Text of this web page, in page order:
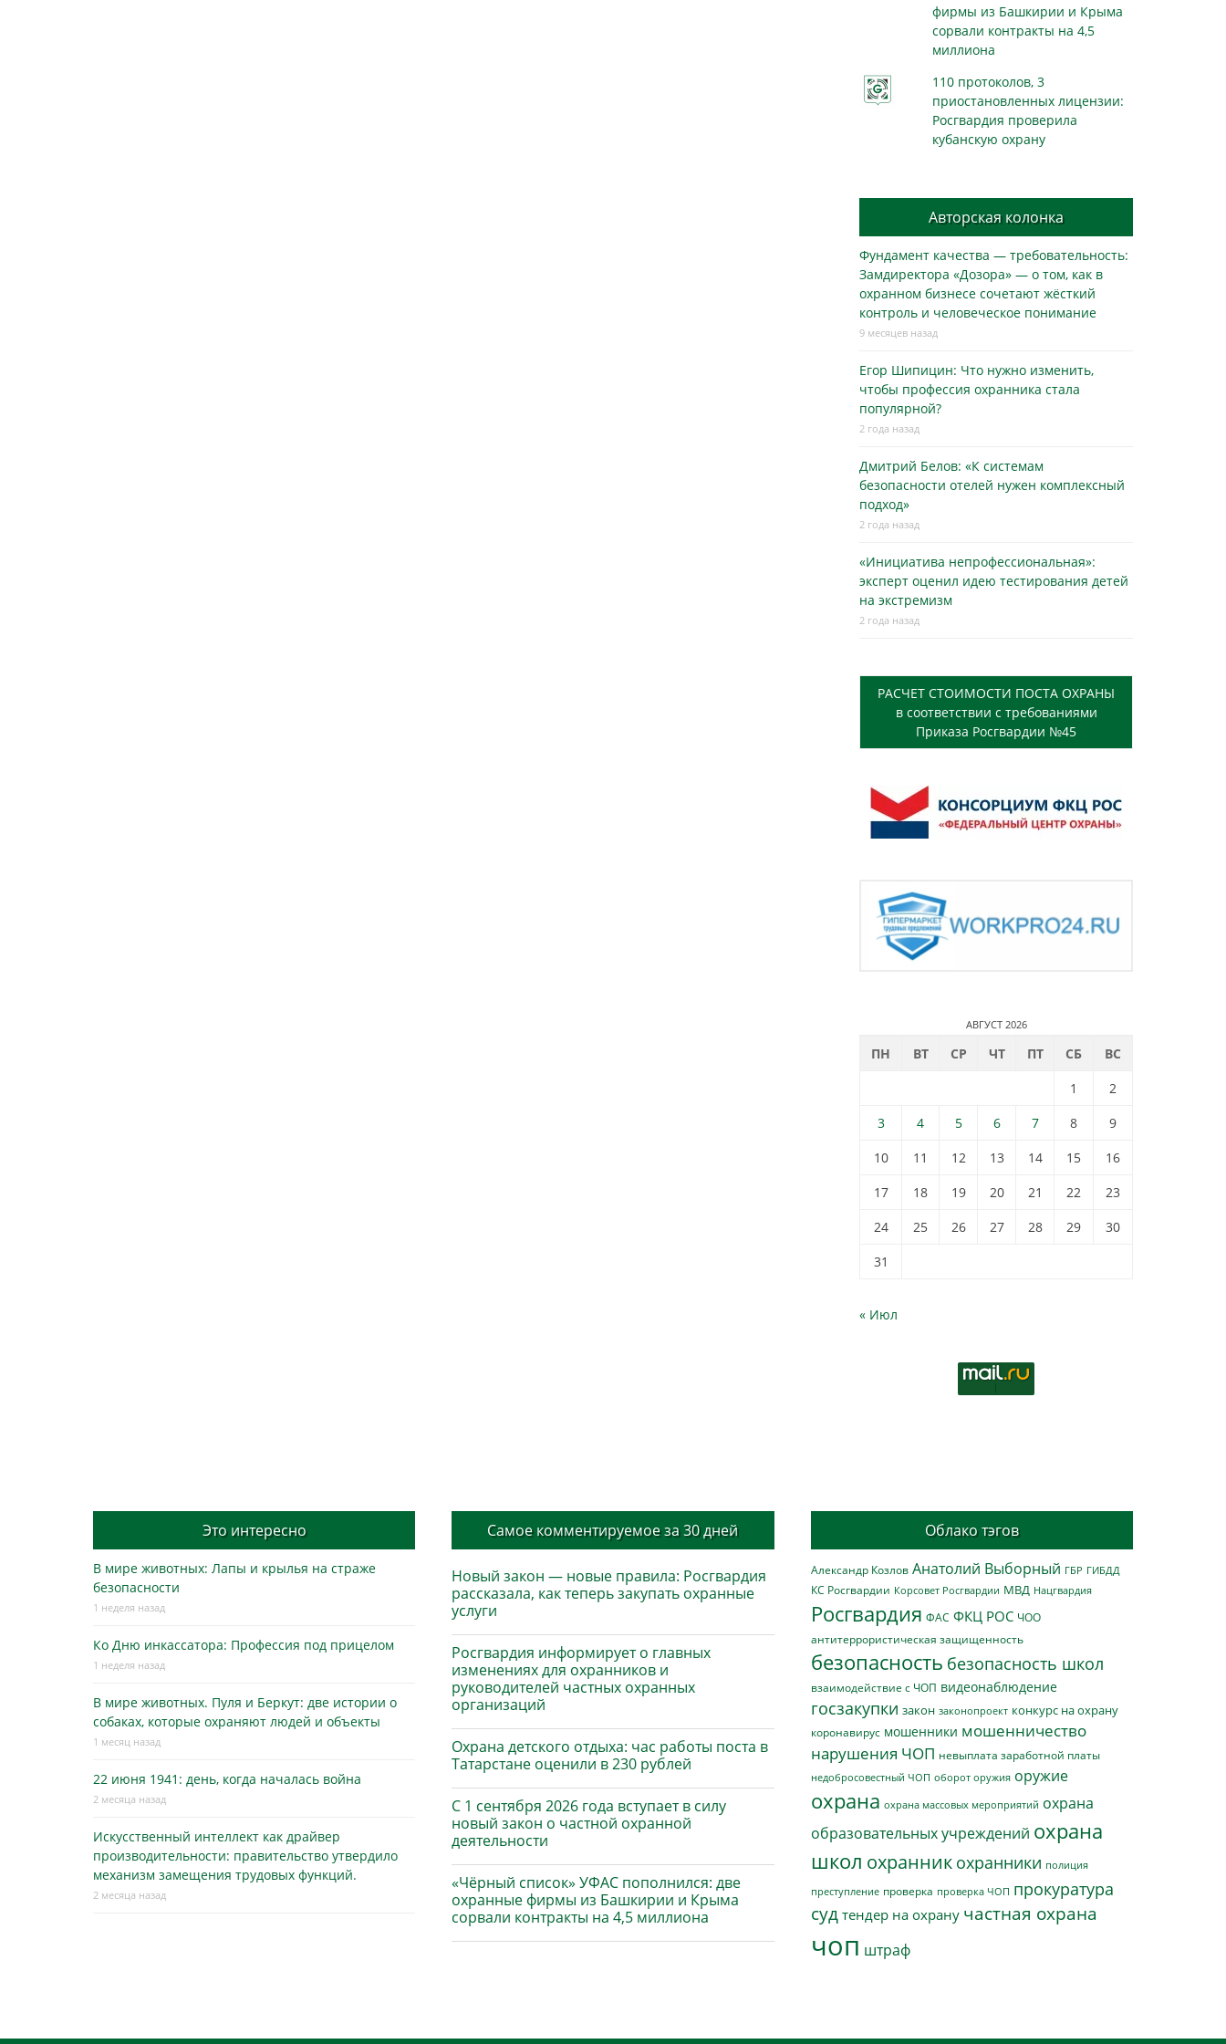
фирмы из Башкирии и Крыма
сорвали контракты на 4,5
миллиона
110 протоколов, 3
приостановленных лицензии:
Росгвардия проверила
кубанскую охрану
Авторская колонка
Фундамент качества — требовательность:
Замдиректора «Дозора» — о том, как в
охранном бизнесe сочетают жёсткий
контроль и человеческое понимание
9 месяцев назад
Егор Шипицин: Что нужно изменить,
чтобы профессия охранника стала
популярной?
2 года назад
Дмитрий Белов: «К системам
безопасности отелей нужен комплексный
подход»
2 года назад
«Инициатива непрофессиональная»:
эксперт оценил идею тестирования детей
на экстремизм
2 года назад
РАСЧЕТ СТОИМОСТИ ПОСТА ОХРАНЫ
в соответствии с требованиями
Приказа Росгвардии №45
АВГУСТ 2026
ПН ВТ СР ЧТ ПТ СБ
ВС
1
2
3
4 5 6 7 8
9
10
11 12 13 14 15
16
17
18 19 20 21 22
23
24
25 26 27 28 29
30
31
« Июл
Это интересно
В мире животных: Лапы и крылья на страже
безопасности
1 неделя назад
Ко Дню инкассатора: Профессия под прицелом
1 неделя назад
В мире животных. Пуля и Беркут: две истории о
собаках, которые охраняют людей и объекты
1 месяц назад
22 июня 1941: день, когда началась война
2 месяца назад
Искусственный интеллект как драйвер
производительности: правительство утвердило
механизм замещения трудовых функций.
2 месяца назад
Самое комментируемое за 30 дней
Новый закон — новые правила: Росгвардия
рассказала, как теперь закупать охранные
услуги
Росгвардия информирует о главных
изменениях для охранников и
руководителей частных охранных
организаций
Охрана детского отдыха: час работы поста в
Татарстане оценили в 230 рублей
С 1 сентября 2026 года вступает в силу
новый закон о частной охранной
деятельности
«Чёрный список» УФАС пополнился: две
охранные фирмы из Башкирии и Крыма
сорвали контракты на 4,5 миллиона
Облако тэгов
Александр Козлов Анатолий Выборный ГБР ГИБДД
КС Росгвардии Корсовет Росгвардии МВД Нацгвардия
Росгвардия ФАС ФКЦ РОС ЧОО
антитеррористическая защищенность
безопасность безопасность школ
взаимодействие с ЧОП видеонаблюдение
госзакупки закон законопроект конкурс на охрану
коронавирус мошенники мошенничество
нарушения ЧОП невыплата заработной платы
недобросовестный ЧОП оборот оружия оружие
охрана охрана массовых мероприятий охрана
образовательных учреждений охрана
школ охранник охранники полиция
преступление проверка проверка ЧОП прокуратура
суд тендер на охрану частная охрана
чоп штраф